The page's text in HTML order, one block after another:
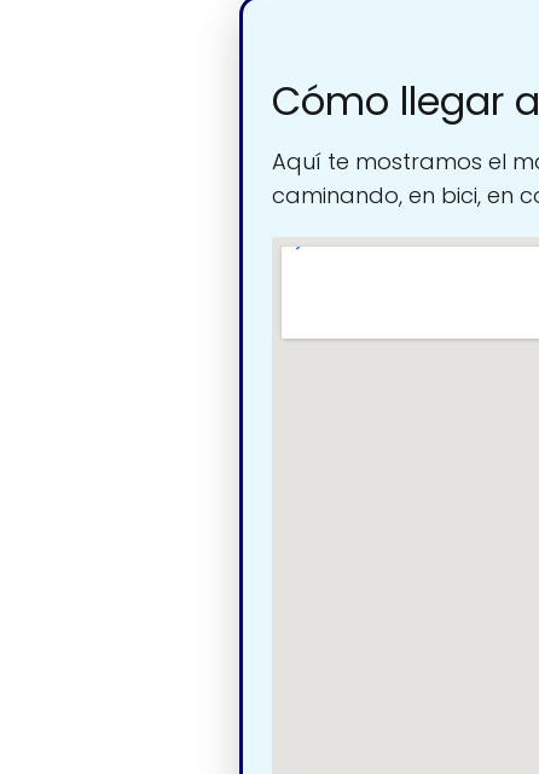
Cómo llegar
Aquí te mostramos el
caminando, en bici, en